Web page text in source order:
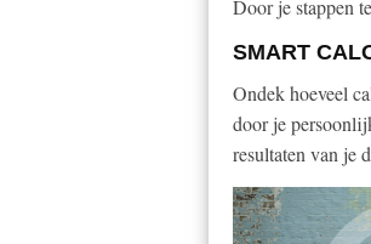
Door je stappen
SMART
Ondek hoeveel
door je
resultaten van je